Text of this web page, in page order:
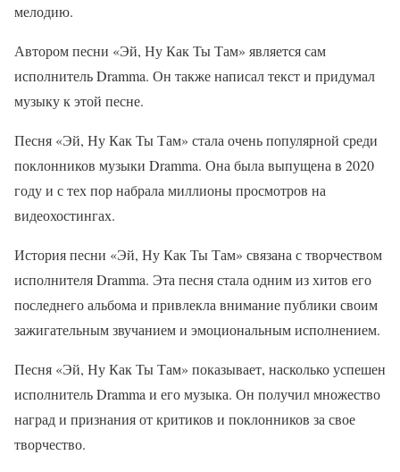
мелодию.
Автором песни «Эй, Ну Как Ты Там» является сам
исполнитель Dramma. Он также написал текст и придумал
музыку к этой песне.
Песня «Эй, Ну Как Ты Там» стала очень популярной среди
поклонников музыки Dramma. Она была выпущена в 2020
году и с тех пор набрала миллионы просмотров на
видеохостингах.
История песни «Эй, Ну Как Ты Там» связана с творчеством
исполнителя Dramma. Эта песня стала одним из хитов его
последнего альбома и привлекла внимание публики своим
зажигательным звучанием и эмоциональным исполнением.
Песня «Эй, Ну Как Ты Там» показывает, насколько успешен
исполнитель Dramma и его музыка. Он получил множество
наград и признания от критиков и поклонников за свое
творчество.